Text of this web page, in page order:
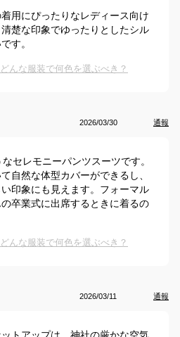
用にぴったりなレディース向け
楚な印象でゆったりとしたシル
す。
んな服装で何色を選ぶべき？
2026/03/30 通報
セレモニーパンツスーツです。
自然な体型カバーができるし、
印象にも見えます。フォーマル
卒業式に出席するときに着るの
んな服装で何色を選ぶべき？
2026/03/11 通報